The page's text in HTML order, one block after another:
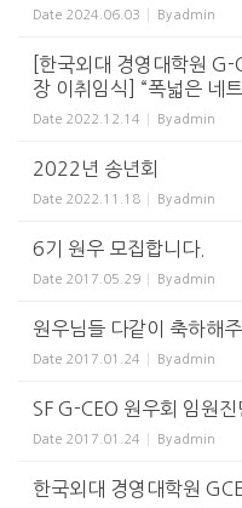
Date 2024.06.03 Byadmin
[한국외대 경영대학원 G-
장 이취임식] “폭넓은 네
Date 2022.12.14 Byadmin
2022년 송년회
Date 2022.11.18 Byadmin
6기 원우 모집합니다.
Date 2017.05.29 Byadmin
원우님들 다같이 축하해주
Date 2017.01.24 Byadmin
SF G-CEO 원우회 임원진
Date 2017.01.24 Byadmin
한국외대 경영대학원